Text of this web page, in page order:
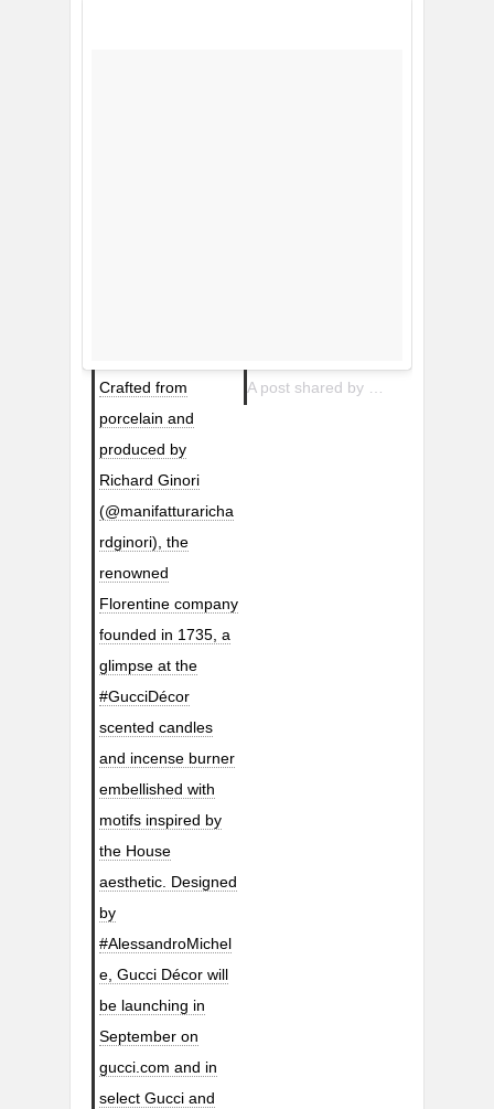
Crafted from
porcelain and
produced by
Richard Ginori
(@manifatturaricha
rdginori), the
renowned
Florentine company
founded in 1735, a
glimpse at the
#GucciDécor
scented candles
and incense burner
embellished with
motifs inspired by
the House
aesthetic. Designed
by
#AlessandroMichel
e, Gucci Décor will
be launching in
September on
gucci.com and in
select Gucci and